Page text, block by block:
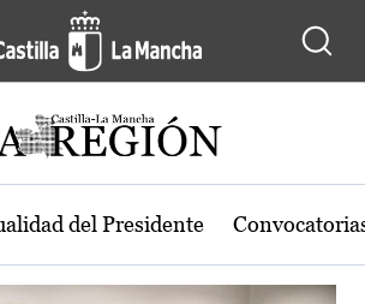
la región de Castilla-
del Presidente